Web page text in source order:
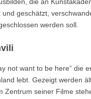
die an
geschätzt,
werden soll.
not want to be here“ die
lebt. Gezeigt werden
seiner Filme